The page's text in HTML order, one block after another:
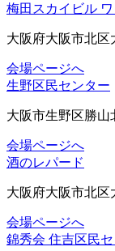
梅田スカイビル
大阪府大阪市北区
会場ページへ
生野区民センター
大阪市生野区勝山
会場ページへ
酒のレパード
大阪府大阪市北区
会場ページへ
錦秀会 住吉区民